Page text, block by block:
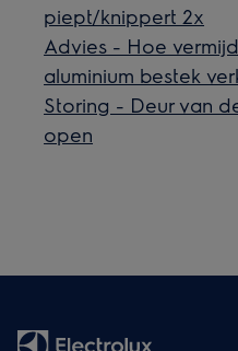
piept/knippert 2x
Advies - Hoe
aluminium bestek
Storing - Deur van
open